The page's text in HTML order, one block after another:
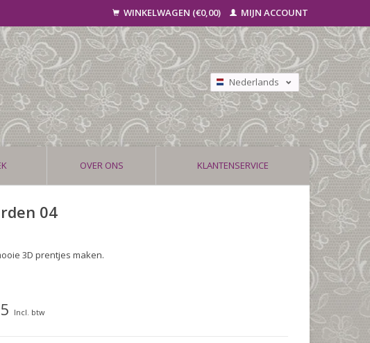
WINKELWAGEN (€0,00) MIJN ACCOUNT
Nederlands
Deutsch
Français
OVER ONS KLANTENSERVICE
04
3D prentjes maken.
Incl. btw